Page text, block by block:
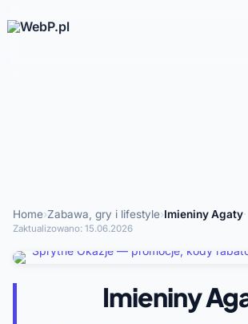
Home›Zabawa, gry i lifestyle›Imieniny Agaty·
Zaktualizowano: 15.06.2026
Imieniny